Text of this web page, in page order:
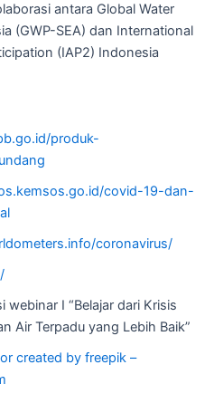
antara Global Water
(GWP-SEA) dan International
(IAP2) Indonesia
produk-
covid-19-dan-
coronavirus/
webinar I “Belajar dari Krisis
Air Terpadu yang Lebih Baik”
created by freepik –